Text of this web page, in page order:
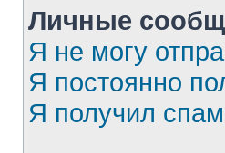
Личные
Я не могу
Я постоянно
Я получил